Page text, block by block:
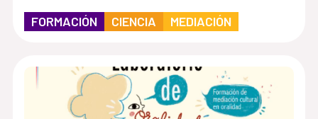
FORMACIÓN CIENCIA MEDIACIÓN